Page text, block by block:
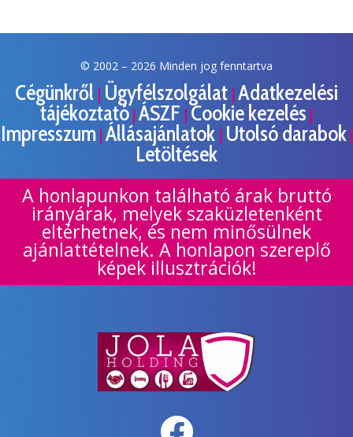
© 2002 – 2026 Minden jog fenntartva
Cégünkről | Ügyfélszolgálat | Adatkezelési
tájékoztató | ÁSZF | Cookie kezelés |
Impresszum| Állásajánlatok | Utolsó darabok|
Letöltések
A honlapunkon található árak bruttó
irányárak, melyek szaküzletenként
eltérhetnek, és nem minősülnek
ajánlattételnek. A honlapon szereplő
képek illusztrációk!